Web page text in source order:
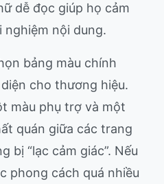
dễ đọc giúp họ cảm
nội dung.
bảng màu chính
cho thương hiệu.
màu phụ trợ và một
quán giữa các trang
bị “lạc cảm giác”. Nếu
phong cách quá nhiều